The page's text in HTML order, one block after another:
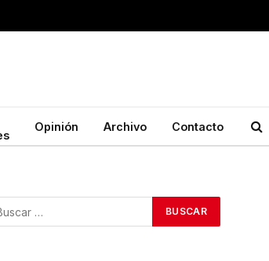
Opinión Archivo Contacto